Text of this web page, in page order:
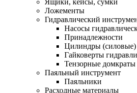
Ящики, кейсы, сумки
Ложементы
Гидравлический
Насосы
Принадлежности
Цилиндры (силовые)
Гайковерты
Тензорные
Паяльный инструмент
Паяльники
Расходные материалы